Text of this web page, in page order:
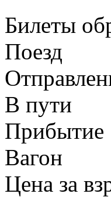
Билеты
Поезд
В пути
Прибытие
Вагон
Цена за